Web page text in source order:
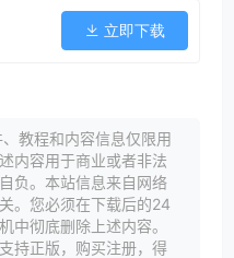
立即下载
教程和内容信息仅限用
内容用于商业或者非法
负。本站信息来自网络
。您必须在下载后的24
中彻底删除上述内容。
持正版，购买注册，得